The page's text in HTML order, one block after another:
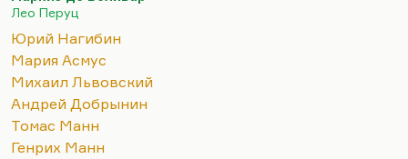
Лео Перуц
Юрий Нагибин
Мария Асмус
Михаил Львовский
Андрей Добрынин
Томас Манн
Генрих Манн